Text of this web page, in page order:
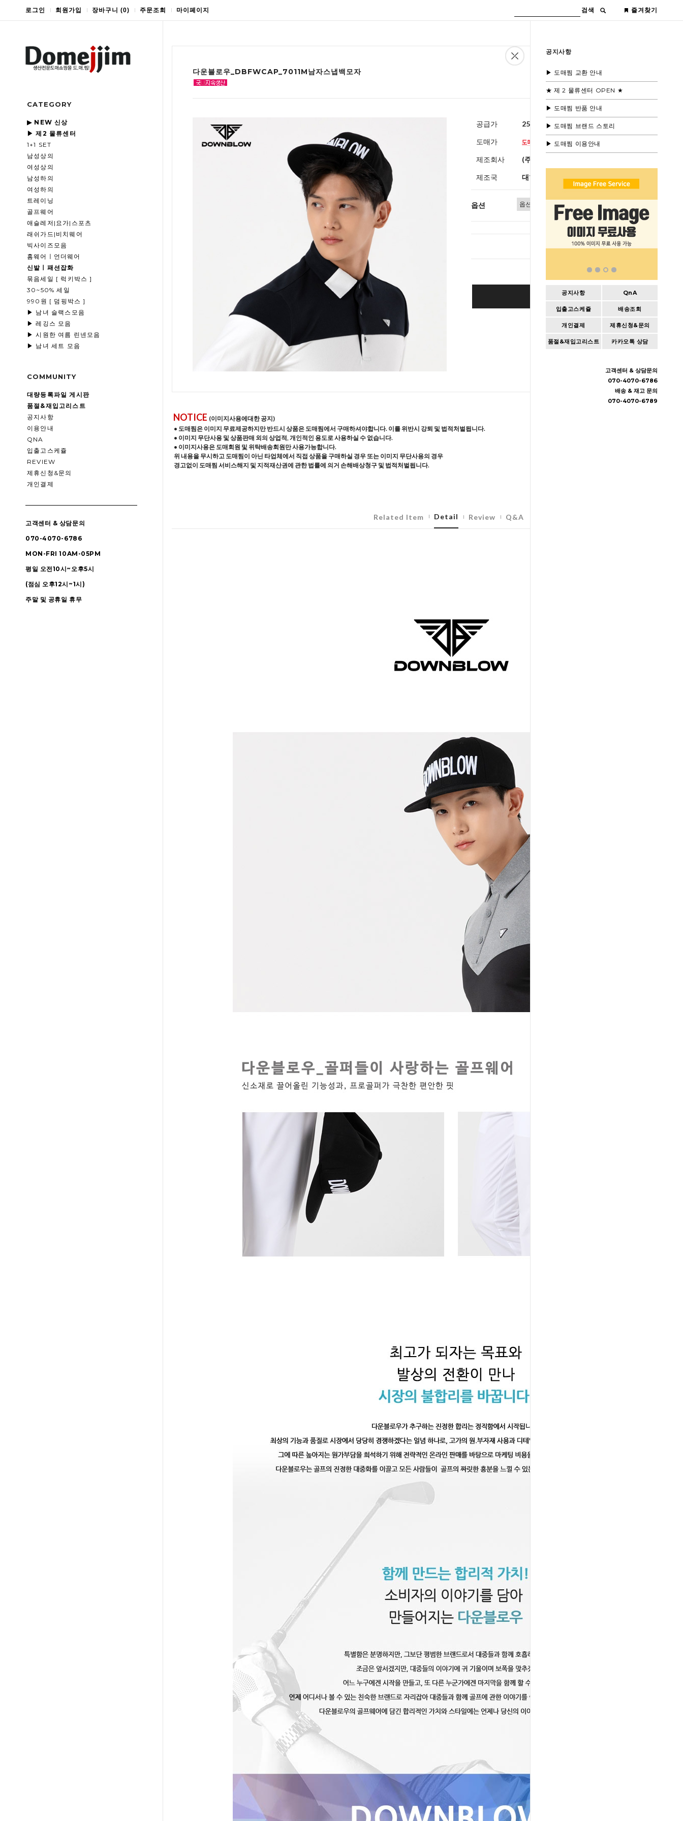
로그인 회원가입 장바구니 (0) 주문조회 마이페이지 검색 즐겨찾기
CATEGORY
▶ NEW 신상
▶ 제2 물류센터
1+1 SET
남성상의
여성상의
남성하의
여성하의
트레이닝
골프웨어
애슬레저|요가|스포츠
래쉬가드|비치웨어
빅사이즈모음
홈웨어ㅣ언더웨어
신발ㅣ패션잡화
묶음세일 [ 럭키박스 ]
30~50% 세일
990원 [ 덤핑박스 ]
▶ 남녀 슬랙스모음
▶ 레깅스 모음
▶ 시원한 여름 린넨모음
▶ 남녀 세트 모음
COMMUNITY
대량등록파일 게시판
품절&재입고리스트
공지사항
이용안내
QNA
입출고스케쥴
REVIEW
제휴신청&문의
개인결제
고객센터 & 상담문의
070-4070-6786
MON-FRI 10AM-05PM
평일 오전10시~오후5시
(점심 오후12시~1시)
주말 및 공휴일 휴무
공지사항
▶ 도매찜 교환 안내
★ 제 2 물류센터 OPEN ★
▶ 도매찜 반품 안내
▶ 도매찜 브랜드 스토리
▶ 도매찜 이용안내
공지사항 QnA
입출고스케쥴 배송조회
개인결제 제휴신청&문의
품절&재입고리스트 카카오톡 상담
고객센터 & 상담문의
070-4070-6786
배송 & 재고 문의
070-4070-6789
다운블로우_DBFWCAP_7011M남자스냅백모자
공급가 25,600원(부가세별도)
도매가
제조회사 (주)블루모드
제조국 대한민국
옵션
총 상품
BUY IT NOW
Cart | Wishlist
NOTICE (이미지사용에대한 공지)
• 도매찜은 이미지 무료제공하지만 반드시 상품은 도매찜에서 구매하셔야합니다. 이를 위반시 강퇴 및 법적처벌됩니다.
• 이미지 무단사용 및 상품판매 외의 상업적, 개인적인 용도로 사용하실 수 없습니다.
• 이미지사용은 도매회원 및 위탁배송회원만 사용가능합니다.
위 내용을 무시하고 도매찜이 아닌 타업체에서 직접 상품을 구매하실 경우 또는 이미지 무단사용의 경우
경고없이 도매찜 서비스해지 및 지적재산권에 관한 법률에 의거 손해배상청구 및 법적처벌됩니다.
Related Item Detail Review Q&A